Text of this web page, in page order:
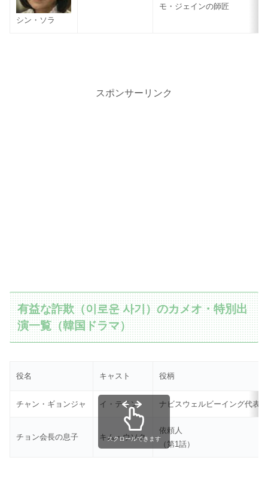
シン・ソラ
モ・ジェインの師匠
スポンサーリンク
有益な詐欺（이로운 사기）のカメオ・特別出
演一覧（韓国ドラマ）
役名 キャスト 役柄
チャン・ギョンジャ イ・テラン ナビスウェルビーイング代表
チョン会長の息子 キム・ウソク
依頼人
（第1話）
スクロールできます